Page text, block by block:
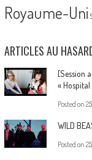
Royaume-Uni
ARTICLES AU
[Session
« Hospital
Posted on
WILD
Posted on